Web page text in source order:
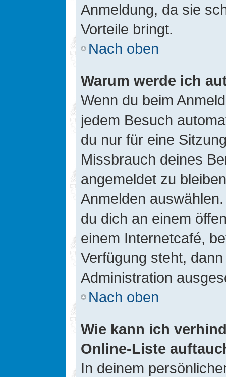
Anmeldung, da sie
Vorteile bringt.
Nach oben
Warum werde ich
Wenn du beim
jedem Besuch
du nur für eine
Missbrauch deines
angemeldet zu
Anmelden
du dich an einem
einem Internetcafé,
Verfügung steht,
Administration
Nach oben
Wie kann ich
Online-Liste
In deinem